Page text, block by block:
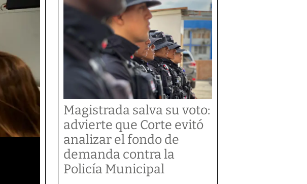
Magistrada salva su voto:
advierte que Corte evitó
analizar el fondo de
demanda contra la
Policía Municipal